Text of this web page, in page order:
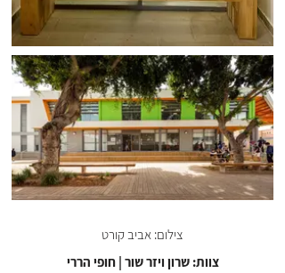
צילום: אביב קורט
צוות: שרון ויזר שור | חופי הררי